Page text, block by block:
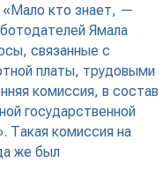
«Мало кто знает, —
Ямала
связанные с
платы, трудовыми
комиссия, в состав
государственной
Такая комиссия на
же был